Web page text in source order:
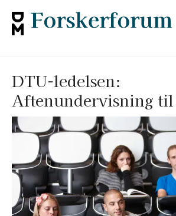
DTU-ledelsen:
Aftenundervisning